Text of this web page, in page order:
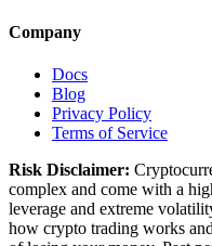
Company
Docs
Blog
Privacy Policy
Terms of Service
Risk Disclaimer:
complex and come with a
leverage and extreme
how crypto trading works